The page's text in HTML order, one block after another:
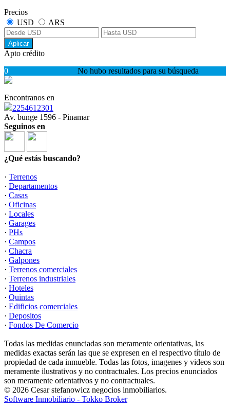
Precios
USD
ARS
Aplicar
Apto crédito
No hubo resultados para su búsqueda
0
Encontranos en
2254612301
Av. bunge 1596 - Pinamar
Seguinos en
¿Qué estás buscando?
· Terrenos
· Departamentos
· Casas
· Oficinas
· Locales
· Garages
· PHs
· Campos
· Chacra
· Galpones
· Terrenos comerciales
· Terrenos industriales
· Hoteles
· Quintas
· Edificios comerciales
· Depositos
· Fondos De Comercio
Todas las medidas enunciadas son meramente orientativas, las
medidas exactas serán las que se expresen en el respectivo título de
propiedad de cada inmueble. Todas las fotos, imagenes y videos son
meramente ilustrativos y no contractuales. Los precios enunciados
son meramente orientativos y no contractuales.
© 2026 Cesar stefanowicz negocios inmobiliarios.
Software Inmobiliario - Tokko Broker